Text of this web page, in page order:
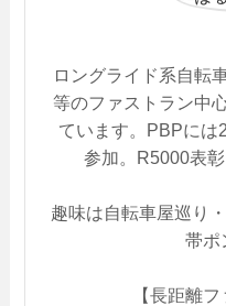
ロングライド系自転
等のファストラン中
ています。PBPには
参加。R5000表
趣味は自転車屋巡り
帯ポ
【長距離